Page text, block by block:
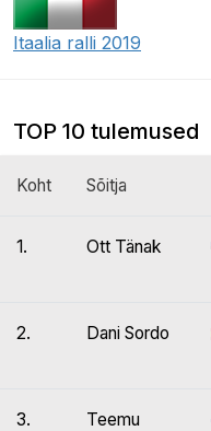
Itaalia ralli 2019
TOP 10 tulemused
Koht Sõitja
1. Ott Tänak
2. Dani Sordo
3.
Teemu